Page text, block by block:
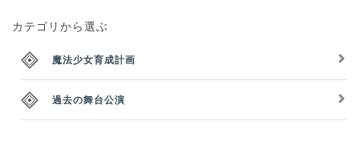
カテゴリから選ぶ
魔法少女育成計画
過去の舞台公演